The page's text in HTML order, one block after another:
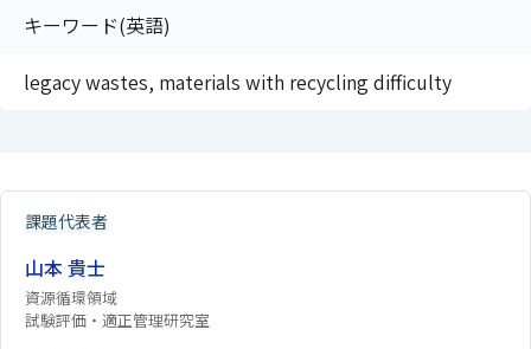
キーワード(英語)
legacy wastes, materials with recycling difficulty
課題代表者
山本 貴士
資源循環領域
試験評価・適正管理研究室